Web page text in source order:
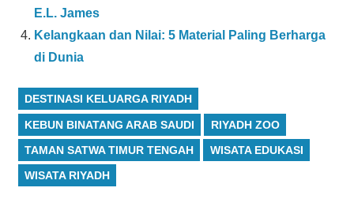
E.L. James
Kelangkaan dan Nilai: 5 Material Paling Berharga
di Dunia
DESTINASI KELUARGA RIYADH
KEBUN BINATANG ARAB SAUDI RIYADH ZOO
TAMAN SATWA TIMUR TENGAH WISATA EDUKASI
WISATA RIYADH